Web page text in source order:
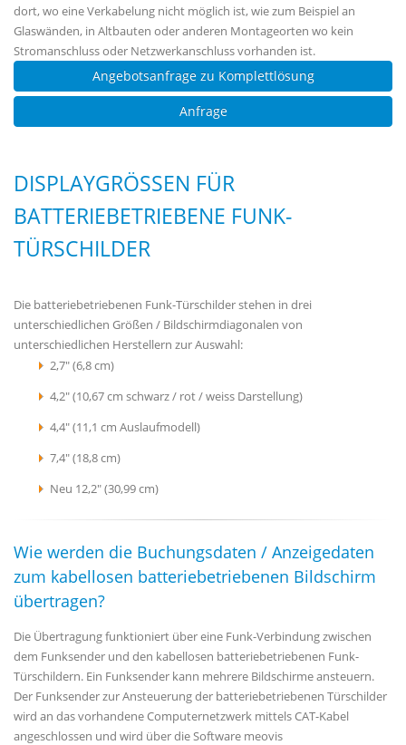
dort, wo eine Verkabelung nicht möglich ist, wie zum Beispiel an
Glaswänden, in Altbauten oder anderen Montageorten wo kein
Stromanschluss oder Netzwerkanschluss vorhanden ist.
Angebotsanfrage zu Komplettlösung
Anfrage
DISPLAYGRÖSSEN FÜR B
ATTERIEBETRIEBENE FUNK-T
ÜRSCHILDER
Die batteriebetriebenen Funk-Türschilder stehen in drei
unterschiedlichen Größen / Bildschirmdiagonalen von
unterschiedlichen Herstellern zur Auswahl:
2,7" (6,8 cm)
4,2" (10,67 cm schwarz / rot / weiss Darstellung)
4,4" (11,1 cm Auslaufmodell)
7,4" (18,8 cm)
Neu 12,2" (30,99 cm)
Wie werden die Buchungsdaten / Anzeigedaten
zum kabellosen batteriebetriebenen Bildschirm
übertragen?
Die Übertragung funktioniert über eine Funk-Verbindung zwischen
dem Funksender und den kabellosen batteriebetriebenen Funk-
Türschildern. Ein Funksender kann mehrere Bildschirme ansteuern.
Der Funksender zur Ansteuerung der batteriebetriebenen Türschilder
wird an das vorhandene Computernetzwerk mittels CAT-Kabel
angeschlossen und wird über die Software meovis